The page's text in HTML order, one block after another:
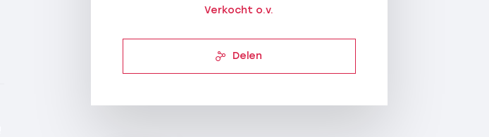
Verkocht o.v.
Delen